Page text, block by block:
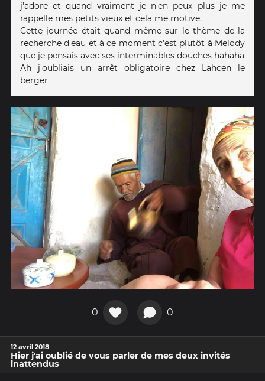
j'adore et quand vraiment je n'en peux plus je me
rappelle mes petits vieux et cela me motive.
Cette journée était quand même sur le thème de la
recherche d'eau et à ce moment c'est plutôt à Melody
que je pensais avec ses interminables douches hahaha
Ah j'oubliais un arrêt obligatoire chez Lahcen le
berger
0 0
12 avril 2018
Hier j'ai oublié de vous parler de mes deux invités
inattendus